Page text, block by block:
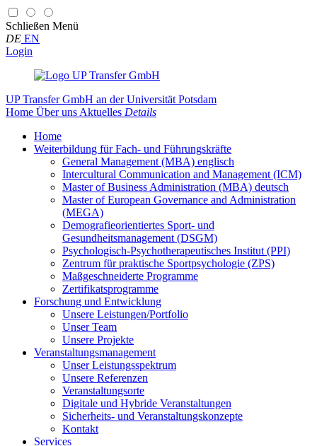
Schließen Menü
DE EN
Login
UP Transfer GmbH an der Universität Potsdam
Home Über uns Aktuelles Details
Home
Weiterbildung für Fach- und Führungskräfte
General Management (MBA) englisch
Intercultural Communication and Management (ICM)
Master of Business Administration (MBA) deutsch
Master of European Governance and Administration
(MEGA)
Demografieorientiertes Sport- und
Gesundheitsmanagement (DSGM)
Psychologisch-Psychotherapeutisches Institut (PPI)
Zentrum für praktische Sportpsychologie (ZPS)
Maßgeschneiderte Programme
Zertifikatsprogramme
Forschung und Entwicklung
Unsere Leistungen/Portfolio
Unser Team
Unsere Projekte
Veranstaltungsmanagement
Unser Leistungsspektrum
Unsere Referenzen
Veranstaltungsorte
Digitale und Hybride Veranstaltungen
Sicherheits- und Veranstaltungskonzepte
Kontakt
Services